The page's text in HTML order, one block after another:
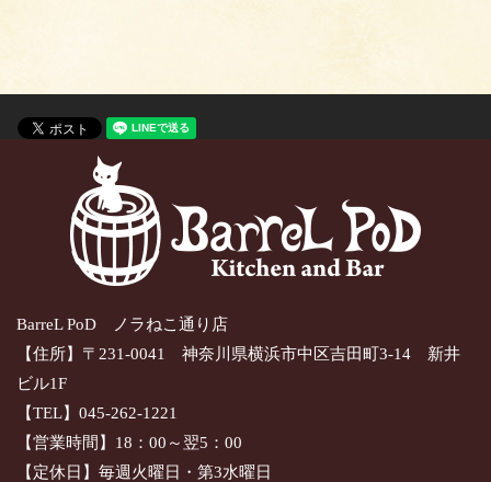
BarreL PoD ノラねこ通り店
【住所】〒231-0041 神奈川県横浜市中区吉田町3-14 新井
ビル1F
【TEL】045-262-1221
【営業時間】18：00～翌5：00
【定休日】毎週火曜日・第3水曜日